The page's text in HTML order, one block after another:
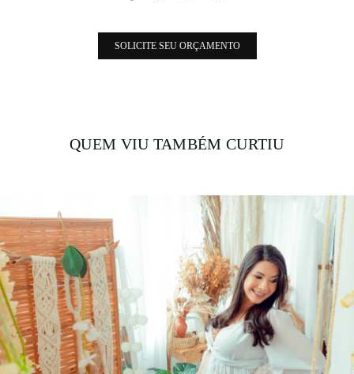
SOLICITE SEU ORÇAMENTO
QUEM VIU TAMBÉM CURTIU